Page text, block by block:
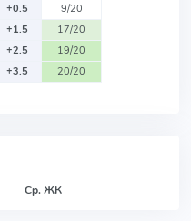
+0.5
9/20
+1.5
17/20
+2.5
19/20
+3.5
20/20
Ср. ЖК